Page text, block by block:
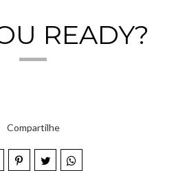
READY?
Compartilhe